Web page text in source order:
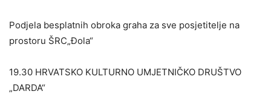
Podjela besplatnih obroka graha za sve posjetitelje na
prostoru ŠRC„Đola“
19.30 HRVATSKO KULTURNO UMJETNIČKO DRUŠTVO
„DARDA“